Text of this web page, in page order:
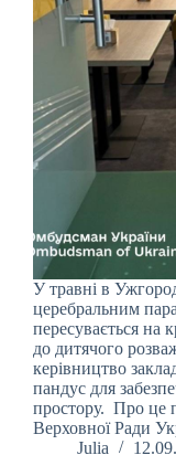
У травні в
церебральним
пересувається на
до дитячого
керівництво
пандус для
простору. Про це
Верховної Ради
Julia